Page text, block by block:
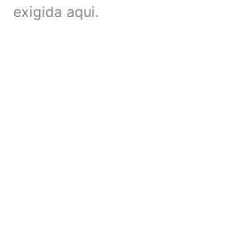
exigida aqui.